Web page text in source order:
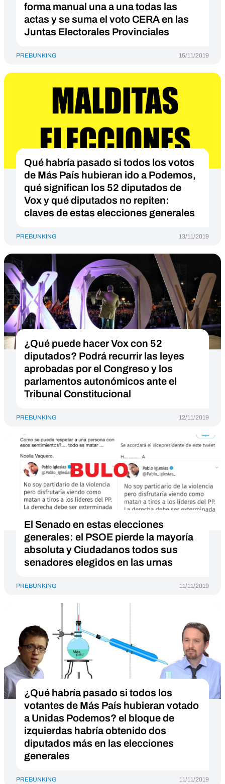
forma manual una a una todas las
actas y se suma el voto CERA en las
Juntas Electorales Provinciales
PREBUNKING 15/11/2019
Qué habría pasado si todos los votos
de Más País hubieran ido a Podemos,
qué significan los 52 diputados de
Vox y qué diputados no repiten:
claves de estas elecciones generales
PREBUNKING 13/11/2019
¿Qué puede hacer Vox con 52
diputados? Podrá recurrir las leyes
aprobadas por el Congreso y los
parlamentos autonómicos ante el
Tribunal Constitucional
PREBUNKING 12/11/2019
El Senado en estas elecciones
generales: el PSOE pierde la mayoría
absoluta y Ciudadanos todos sus
senadores elegidos en las urnas
PREBUNKING 11/11/2019
¿Qué habría pasado si todos los
votantes de Más País hubieran votado
a Unidas Podemos? el bloque de
izquierdas habría obtenido dos
diputados más en las elecciones
generales
PREBUNKING 11/11/2019